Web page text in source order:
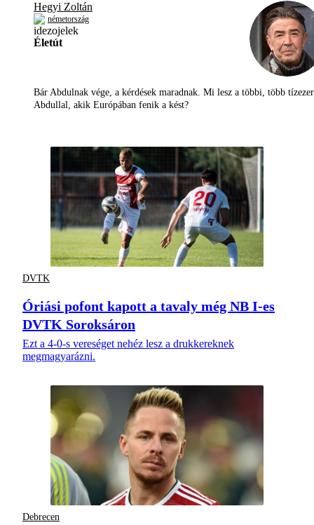
Hegyi Zoltán
németország
Életút
Bár Abdulnak vége, a kérdések maradnak. Mi lesz a többi, több tízezer
Abdullal, akik Európában fenik a kést?
DVTK
Óriási pofont kapott a tavaly még NB I-es
DVTK Soroksáron
Ezt a 4-0-s vereséget nehéz lesz a drukkereknek
megmagyarázni.
Debrecen